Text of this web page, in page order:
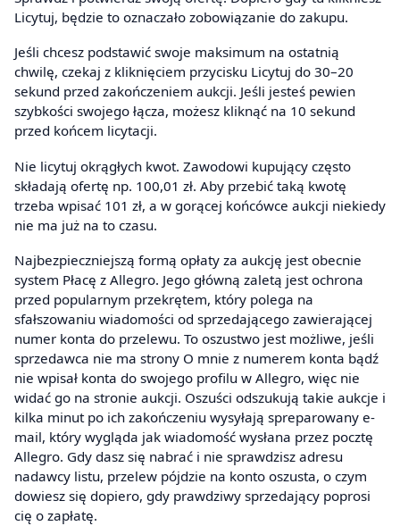
Licytuj, będzie to oznaczało zobowiązanie do zakupu.
Jeśli chcesz podstawić swoje maksimum na ostatnią
chwilę, czekaj z kliknięciem przycisku Licytuj do 30–20
sekund przed zakończeniem aukcji. Jeśli jesteś pewien
szybkości swojego łącza, możesz kliknąć na 10 sekund
przed końcem licytacji.
Nie licytuj okrągłych kwot. Zawodowi kupujący często
składają ofertę np. 100,01 zł. Aby przebić taką kwotę
trzeba wpisać 101 zł, a w gorącej końcówce aukcji niekiedy
nie ma już na to czasu.
Najbezpieczniejszą formą opłaty za aukcję jest obecnie
system Płacę z Allegro. Jego główną zaletą jest ochrona
przed popularnym przekrętem, który polega na
sfałszowaniu wiadomości od sprzedającego zawierającej
numer konta do przelewu. To oszustwo jest możliwe, jeśli
sprzedawca nie ma strony O mnie z numerem konta bądź
nie wpisał konta do swojego profilu w Allegro, więc nie
widać go na stronie aukcji. Oszuści odszukują takie aukcje i
kilka minut po ich zakończeniu wysyłają spreparowany e-
mail, który wygląda jak wiadomość wysłana przez pocztę
Allegro. Gdy dasz się nabrać i nie sprawdzisz adresu
nadawcy listu, przelew pójdzie na konto oszusta, o czym
dowiesz się dopiero, gdy prawdziwy sprzedający poprosi
cię o zapłatę.